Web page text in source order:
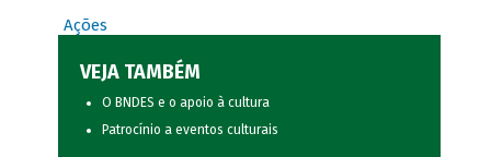
Ações
VEJA TAMBÉM
O BNDES e o apoio à cultura
Patrocínio a eventos culturais